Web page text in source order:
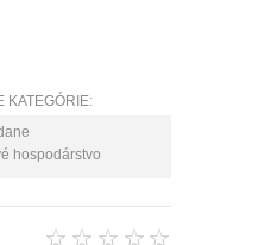
KATEGÓRIE:
hospodárstvo